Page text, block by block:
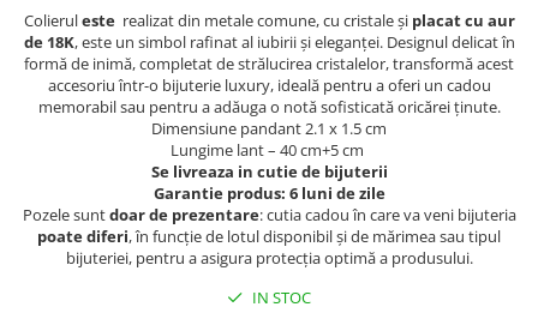
Colectia Disney
Sticlă pentru apa Personalizată
Sepci personalizate
Seturi cadou pentru copii KID's Collection
Lenjerii de pat pentru copii
Fashion
Pijamale de CRACIUN
Pijamale de dama
Colieruleste realizat din metale comune, cu cristale și placat cu aur
de 18K, este un simbol rafinat al iubirii și eleganței. Designul delicat în
formă de inimă, completat de strălucirea cristalelor, transformă acest
accesoriu într-o bijuterie luxury, ideală pentru a oferi un cadou
memorabil sau pentru a adăuga o notă sofisticată oricărei ținute.
Dimensiune pandant 2.1 x 1.5 cm
Lungime lant – 40 cm +5 cm
Se livreaza in cutie de bijuterii
Garantie produs: 6 luni de zile
Pozele suntdoar de prezentare: cutia cadou în care va veni bijuteria
poate diferi, în funcție de lotul disponibil și de mărimea sau tipul
bijuteriei, pentru a asigura protecția optimă a produsului.
IN STOC